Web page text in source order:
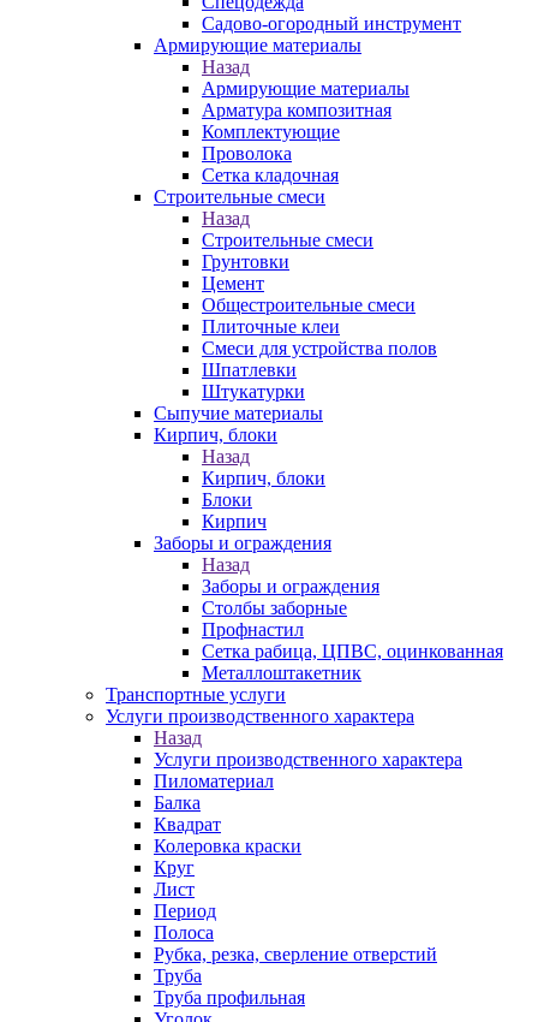
Садово-огородный инструмент
Армирующие материалы
Назад
Армирующие материалы
Арматура композитная
Комплектующие
Проволока
Сетка кладочная
Строительные смеси
Назад
Строительные смеси
Грунтовки
Цемент
Общестроительные смеси
Плиточные клеи
Смеси для устройства полов
Шпатлевки
Штукатурки
Сыпучие материалы
Кирпич, блоки
Назад
Кирпич, блоки
Блоки
Кирпич
Заборы и ограждения
Назад
Заборы и ограждения
Столбы заборные
Профнастил
Сетка рабица, ЦПВС, оцинкованная
Металлоштакетник
Транспортные услуги
Услуги производственного характера
Назад
Услуги производственного характера
Пиломатериал
Балка
Квадрат
Колеровка краски
Круг
Лист
Период
Полоса
Рубка, резка, сверление отверстий
Труба
Труба профильная